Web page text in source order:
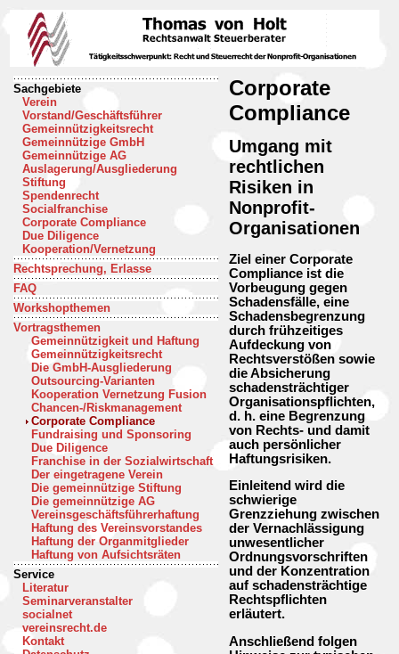
Sachgebiete
Verein
Vorstand/Geschäftsführer
Gemeinnützigkeitsrecht
Gemeinnützige GmbH
Gemeinnützige AG
Auslagerung/Ausgliederung
Stiftung
Spendenrecht
Socialfranchise
Corporate Compliance
Due Diligence
Kooperation/Vernetzung
Rechtsprechung, Erlasse
FAQ
Workshopthemen
Vortragsthemen
Gemeinnützigkeit und Haftung
Gemeinnützigkeitsrecht
Die GmbH-Ausgliederung
Outsourcing-Varianten
Kooperation Vernetzung Fusion
Chancen-/Riskmanagement
Corporate Compliance
Fundraising und Sponsoring
Due Diligence
Franchise in der Sozialwirtschaft
Der eingetragene Verein
Die gemeinnützige Stiftung
Die gemeinnützige AG
Vereinsgeschäftsführerhaftung
Haftung des Vereinsvorstandes
Haftung der Organmitglieder
Haftung von Aufsichtsräten
Service
Literatur
Seminarveranstalter
socialnet
vereinsrecht.de
Kontakt
Corporate
Compliance
Umgang mit
rechtlichen
Risiken in
Nonprofit-
Organisationen
Ziel einer Corporate
Compliance ist die
Vorbeugung gegen
Schadensfälle, eine
Schadensbegrenzung
durch frühzeitiges
Aufdeckung von
Rechtsverstößen sowie
die Absicherung
schadensträchtiger
Organisationspflichten,
d. h. eine Begrenzung
von Rechts- und damit
auch persönlicher
Haftungsrisiken.
Einleitend wird die
schwierige
Grenzziehung zwischen
der Vernachlässigung
unwesentlicher
Ordnungsvorschriften
und der Konzentration
auf schadensträchtige
Rechtspflichten
erläutert.
Anschließend folgen